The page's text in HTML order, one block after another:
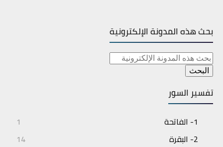
بحث هذه المدونة الإلكترونية
تفسير السور
1- الفاتحة
1
2- البقرة
14